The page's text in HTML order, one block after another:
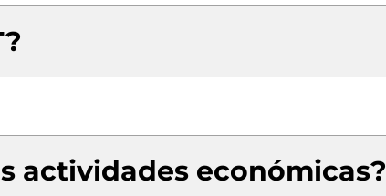
actividades económicas?